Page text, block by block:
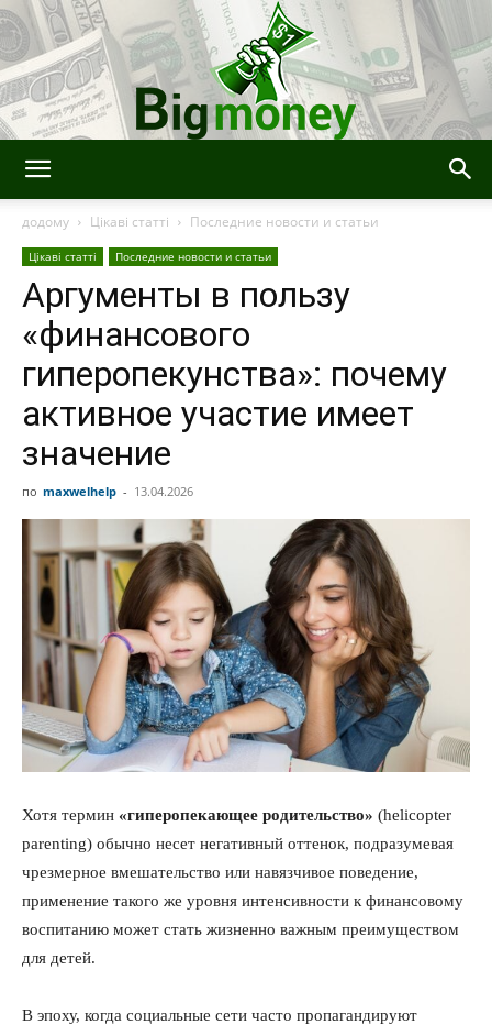
додому Цікаві статті Последние новости и статьи
Цікаві статті Последние новости и статьи
Аргументы в пользу
«финансового
гиперопекунства»: почему
активное участие имеет
значение
по maxwelhelp - 13.04.2026
Хотя термин «гиперопекающее родительство» (helicopter
parenting) обычно несет негативный оттенок, подразумевая
чрезмерное вмешательство или навязчивое поведение,
применение такого же уровня интенсивности к финансовому
воспитанию может стать жизненно важным преимуществом
для детей.
В эпоху, когда социальные сети часто пропагандируют